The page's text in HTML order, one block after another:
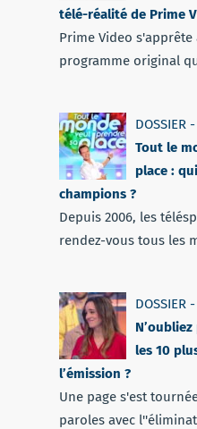
télé-réalité de Prime
Prime Video
programme original
DOSSIER
Tout le
place :
champions ?
Depuis 2006, les
rendez-vous tous les
DOSSIER
les 10
l’émission ?
Une page s'est
paroles avec